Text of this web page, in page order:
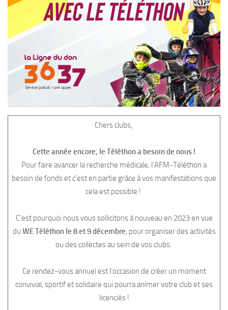
Chers clubs,
Cette année encore, le Téléthon a besoin de nous !
Pour faire avancer la recherche médicale, l’AFM-Téléthon a
besoin de fonds et c’est en partie grâce à vos manifestations que
cela est possible !
C’est pourquoi nous vous sollicitons à nouveau en 2023 en vue
du WE Téléthon le 8 et 9 décembre, pour organiser des activités
ou des collectes au sein de vos clubs.
Ce rendez-vous annuel est l’occasion de créer un moment
convivial, sportif et solidaire qui pourra animer votre club et ses
licenciés !